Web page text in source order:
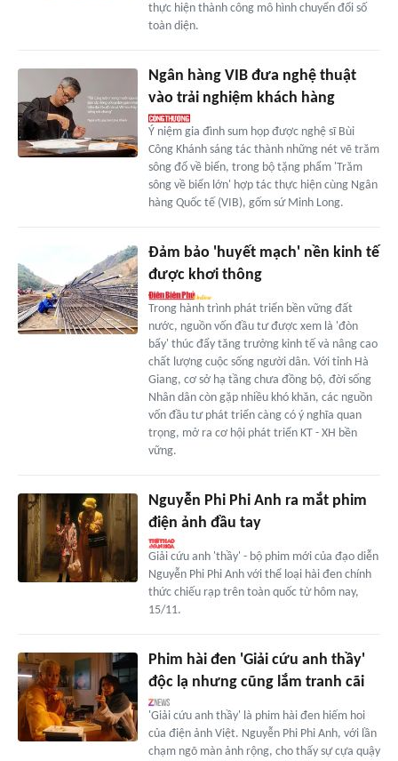
thực hiện thành công mô hình chuyển đổi số
toàn diện.
Ngân hàng VIB đưa nghệ thuật
vào trải nghiệm khách hàng
Ý niệm gia đình sum họp được nghệ sĩ Bùi
Công Khánh sáng tác thành những nét vẽ trăm
sông đổ về biển, trong bộ tặng phẩm 'Trăm
sông về biển lớn' hợp tác thực hiện cùng Ngân
hàng Quốc tế (VIB), gốm sứ Minh Long.
Đảm bảo 'huyết mạch' nền kinh tế
được khơi thông
Trong hành trình phát triển bền vững đất
nước, nguồn vốn đầu tư được xem là 'đòn
bẩy' thúc đẩy tăng trưởng kinh tế và nâng cao
chất lượng cuộc sống người dân. Với tỉnh Hà
Giang, cơ sở hạ tầng chưa đồng bộ, đời sống
Nhân dân còn gặp nhiều khó khăn, các nguồn
vốn đầu tư phát triển càng có ý nghĩa quan
trọng, mở ra cơ hội phát triển KT - XH bền
vững.
Nguyễn Phi Phi Anh ra mắt phim
điện ảnh đầu tay
Giải cứu anh 'thầy' - bộ phim mới của đạo diễn
Nguyễn Phi Phi Anh với thể loại hài đen chính
thức chiếu rạp trên toàn quốc từ hôm nay,
15/11.
Phim hài đen 'Giải cứu anh thầy'
độc lạ nhưng cũng lắm tranh cãi
'Giải cứu anh thầy' là phim hài đen hiếm hoi
của điện ảnh Việt. Nguyễn Phi Phi Anh, với lần
chạm ngõ màn ảnh rộng, cho thấy sự cựa quậy